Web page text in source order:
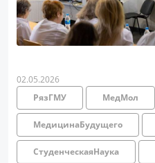
02.05.2026
РязГМУ
МедМол
МедицинаБудущего
СтуденческаяНаука